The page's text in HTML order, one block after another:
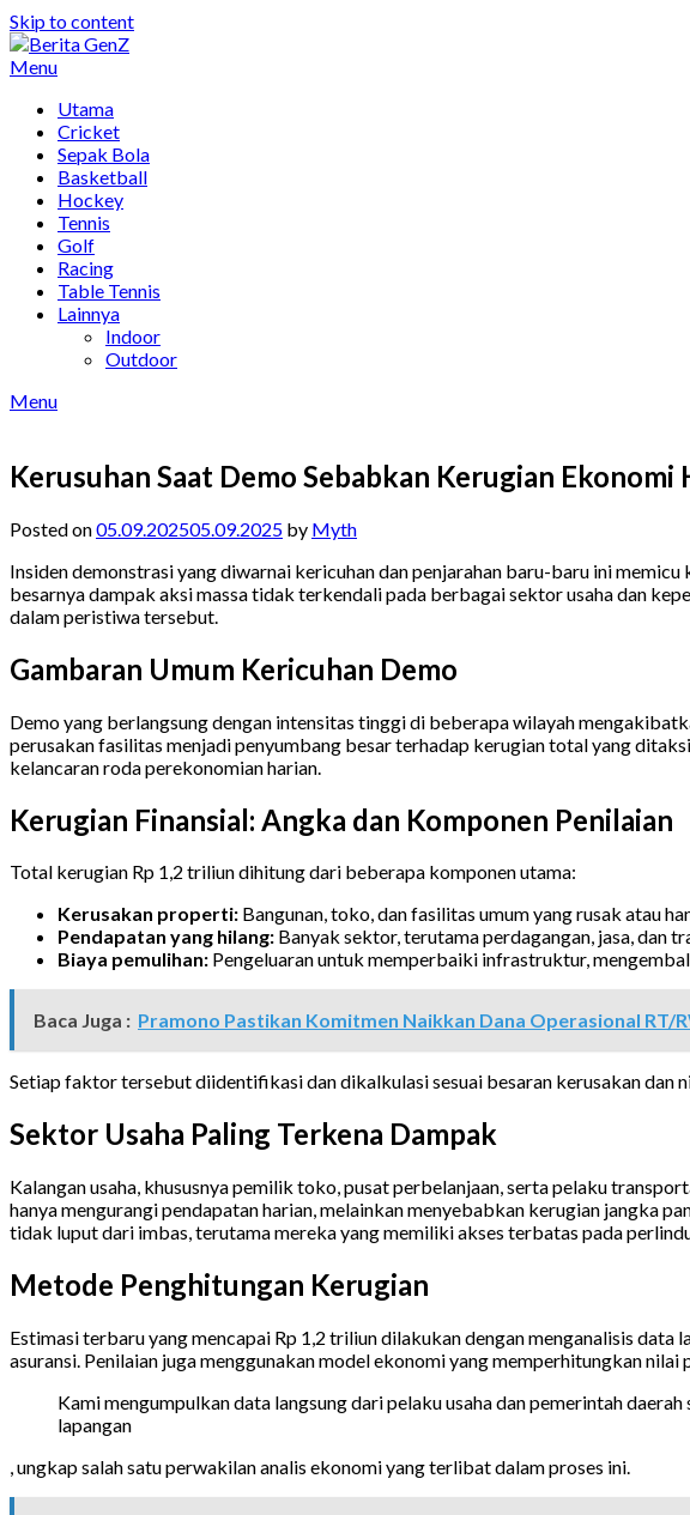
Skip to content
Menu
Utama
Cricket
Sepak Bola
Basketball
Hockey
Tennis
Golf
Racing
Table Tennis
Lainnya
Indoor
Outdoor
Menu
Kerusuhan Saat Demo Sebabkan Kerugian Ekonomi
Posted on05.09.202505.09.2025 by Myth
Insiden demonstrasi yang diwarnai kericuhan dan penjarahan baru-baru ini
besarnya dampak aksi massa tidak terkendali pada berbagai sektor usaha dan
dalam peristiwa tersebut.
Gambaran Umum Kericuhan Demo
Demo yang berlangsung dengan intensitas tinggi di beberapa wilayah
perusakan fasilitas menjadi penyumbang besar terhadap kerugian total yang
kelancaran roda perekonomian harian.
Kerugian Finansial: Angka dan Komponen Penilaian
Total kerugian Rp 1,2 triliun dihitung dari beberapa komponen utama:
Kerusakan properti: Bangunan, toko, dan fasilitas umum yang rusak atau
Pendapatan yang hilang: Banyak sektor, terutama perdagangan, jasa, dan
Biaya pemulihan: Pengeluaran untuk memperbaiki infrastruktur,
Baca Juga : Pramono Pastikan Komitmen Naikkan Dana Operasional RT/
Setiap faktor tersebut diidentifikasi dan dikalkulasi sesuai besaran kerusakan dan
Sektor Usaha Paling Terkena Dampak
Kalangan usaha, khususnya pemilik toko, pusat perbelanjaan, serta pelaku
hanya mengurangi pendapatan harian, melainkan menyebabkan kerugian jangka
tidak luput dari imbas, terutama mereka yang memiliki akses terbatas pada
Metode Penghitungan Kerugian
Estimasi terbaru yang mencapai Rp 1,2 triliun dilakukan dengan menganalisis
asuransi. Penilaian juga menggunakan model ekonomi yang memperhitungkan
Kami mengumpulkan data langsung dari pelaku usaha dan pemerintah
lapangan
, ungkap salah satu perwakilan analis ekonomi yang terlibat dalam proses ini.